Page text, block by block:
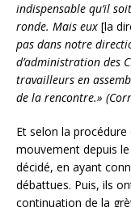
indispensable qu’il
ronde. Mais eux [la
pas dans notre
d’administration des
travailleurs en
de la rencontre.»
Et selon la
mouvement depuis
décidé, en ayant
débattues. Puis, ils
continuation de la